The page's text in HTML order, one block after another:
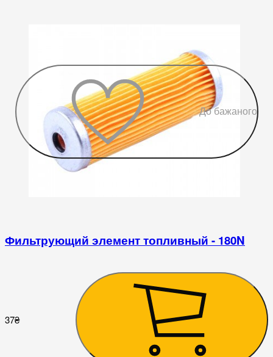
До бажаного
Фильтрующий элемент топливный - 180N
37₴